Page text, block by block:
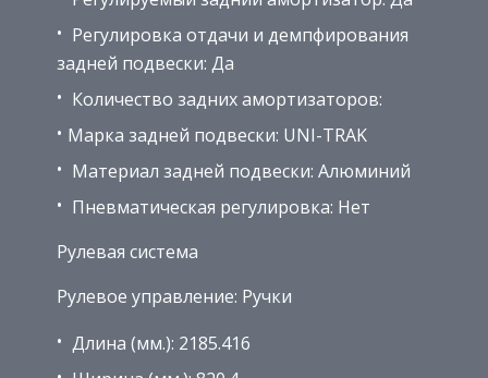
Регулировка отдачи и демпфирования
задней подвески: Да
Количество задних амортизаторов:
Марка задней подвески: UNI-TRAK
Материал задней подвески: Алюминий
Пневматическая регулировка: Нет
Рулевая система
Рулевое управление: Ручки
Длина (мм.): 2185.416